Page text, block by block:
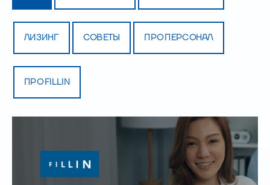
ЛИЗИНГ СОВЕТЫ ПРО ПЕРСОНАЛ
ПРО FILLIN